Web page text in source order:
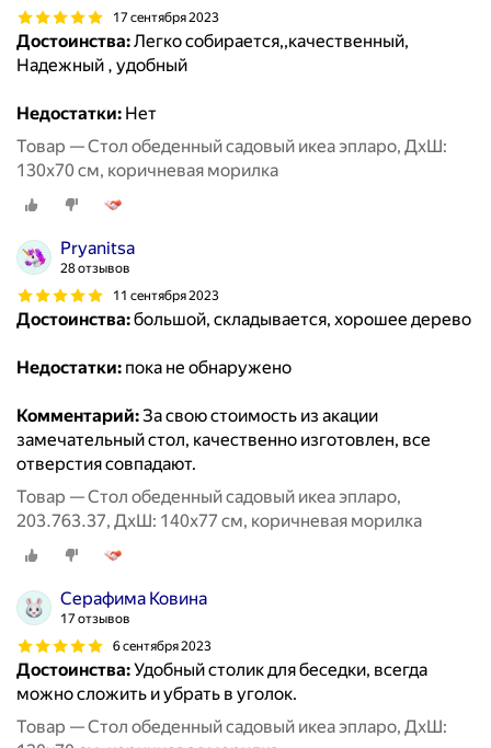
17 сентября 2023
Достоинства:Легко собирается,,качественный,
Надежный , удобный
Недостатки: Нет
Товар — Стол обеденный садовый икеа эпларо, ДхШ:
130х70 см, коричневая морилка
Pryanitsa
28 отзывов
11 сентября 2023
Достоинства:большой, складывается, хорошее дерево
Недостатки: пока не обнаружено
Комментарий:За свою стоимость из акации
замечательный стол, качественно изготовлен, все
отверстия совпадают.
Товар — Стол обеденный садовый икеа эпларо,
203.763.37, ДхШ: 140х77 см, коричневая морилка
Серафима Ковина
17 отзывов
6 сентября 2023
Достоинства:Удобный столик для беседки, всегда
можно сложить и убрать в уголок.
Товар — Стол обеденный садовый икеа эпларо, ДхШ: